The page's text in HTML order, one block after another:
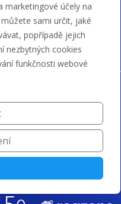
Apple Pay,
marketingové účely na
sami určit, jaké
popřípadě jejich
nezbytných cookies
funkčnosti webové